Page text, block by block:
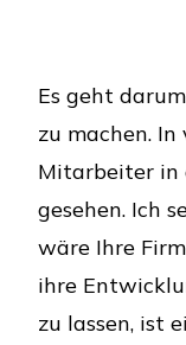
Es geht
zu machen.
Mitarbeiter in
gesehen. Ich
wäre Ihre
ihre
zu lassen, ist